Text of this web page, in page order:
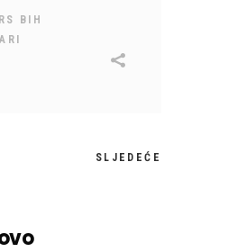
BIH
SLJEDEĆE